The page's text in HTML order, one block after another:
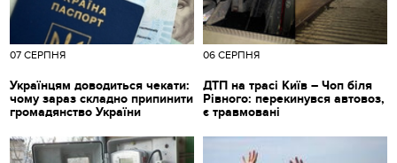
07 СЕРПНЯ
Українцям доводиться чекати:
чому зараз складно припинити
громадянство України
06 СЕРПНЯ
ДТП на трасі Київ – Чоп біля
Рівного: перекинувся автовоз,
є травмовані